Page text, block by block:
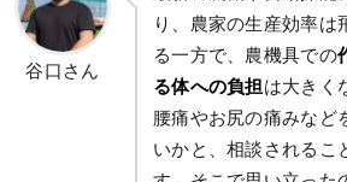
谷口さん
り、農家の生産効率は
る一方で、農機具での
る体への負担は大きく
腰痛やお尻の痛みなど
いかと、相談されるこ